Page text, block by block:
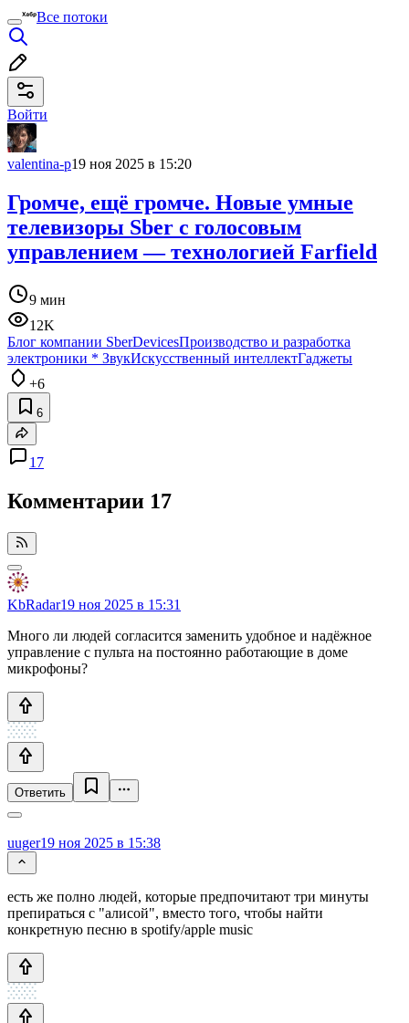
Все потоки
Войти
valentina-p19 ноя 2025 в 15:20
Громче, ещё громче. Новые умные
телевизоры Sber с голосовым
управлением — технологией Farfield
9 мин
12K
Блог компании SberDevicesПроизводство и разработка
электроники * ЗвукИскусственный интеллектГаджеты
+6
6
17
Комментарии 17
KbRadar19 ноя 2025 в 15:31
Много ли людей согласится заменить удобное и надёжное
управление с пульта на постоянно работающие в доме
микрофоны?
Ответить
uuger19 ноя 2025 в 15:38
есть же полно людей, которые предпочитают три минуты
препираться с "алисой", вместо того, чтобы найти
конкретную песню в spotify/apple music